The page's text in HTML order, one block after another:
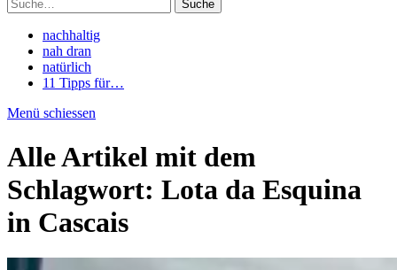
nachhaltig
nah dran
natürlich
11 Tipps für…
Menü schiessen
Alle Artikel mit dem
Schlagwort: Lota da Esquina
in Cascais